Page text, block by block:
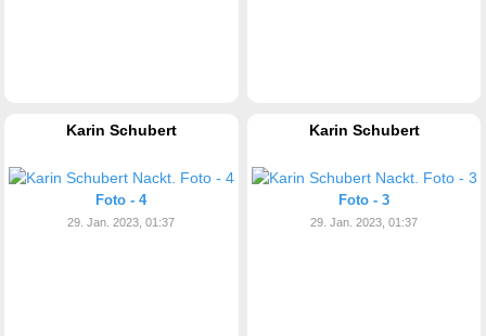
Karin Schubert
Foto - 4
29. Jan. 2023, 01:37
Karin Schubert
Foto - 3
29. Jan. 2023, 01:37